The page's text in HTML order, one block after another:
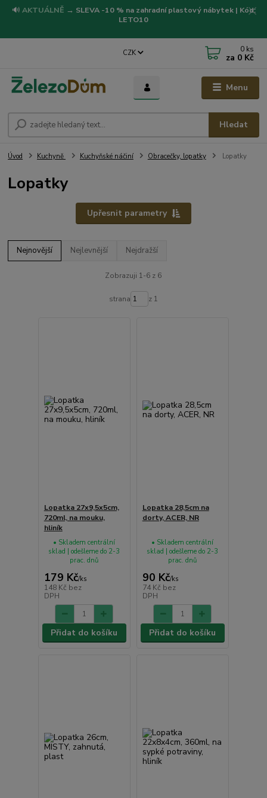
🔊 AKTUÁLNĚ → SLEVA -10 % na zahradní plastový nábytek | Kód:
LETO10
Menu
CZK
Hledat
0 ks
za 0 Kč
Úvod Kuchyně Kuchyňské náčiní Obracečky, lopatky Lopatky
Lopatky
Upřesnit parametry
Nejnovější Nejlevnější Nejdražší
Zobrazuji 1-6 z 6
strana z 1
Lopatka 27x9,5x5cm,
720ml, na mouku,
hliník
179 Kč/ks
148 Kč bez
DPH
• Skladem centrální
sklad | odešleme do 2-3
prac. dnů
Přidat do košíku
Lopatka 28,5cm na
dorty, ACER, NR
90 Kč/ks
74 Kč bez
DPH
• Skladem centrální
sklad | odešleme do 2-3
prac. dnů
Přidat do košíku